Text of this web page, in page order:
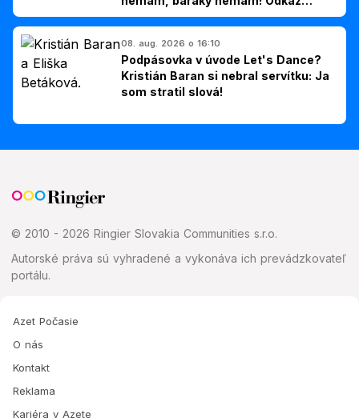
Slovákom
08. aug. 2026 o 16:10
Podpásovka v úvode Let's Dance?
Kristián Baran si nebral servítku: Ja
som stratil slová!
© 2010 - 2026 Ringier Slovakia Communities s.r.o.
Autorské práva sú vyhradené a vykonáva ich prevádzkovateľ
portálu.
Azet Počasie
O nás
Kontakt
Reklama
Kariéra v Azete